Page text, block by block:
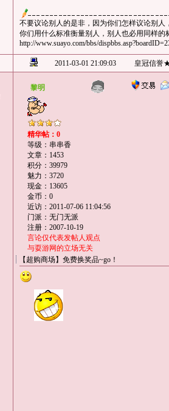
不要议论别人的是非，因为你们怎样议论别人
你们用什么标准衡量别人，别人也必用同样的
http://www.suayo.com/bbs/
2011-03-01 21:09:03 皇冠信誉
黎明
精华帖：0
等级：串串香
文章：1453
积分：39979
魅力：3720
现金：13605
金币：0
近访：2011-07-06 11:04:56
门派：无门无派
注册：2007-10-19
言论仅代表发帖人观点
与耍游网的立场无关
【超购商场】免费换奖品~go！